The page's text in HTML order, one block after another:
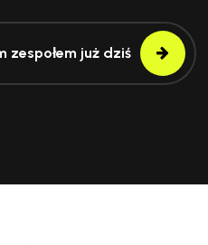
zespołem już dziś